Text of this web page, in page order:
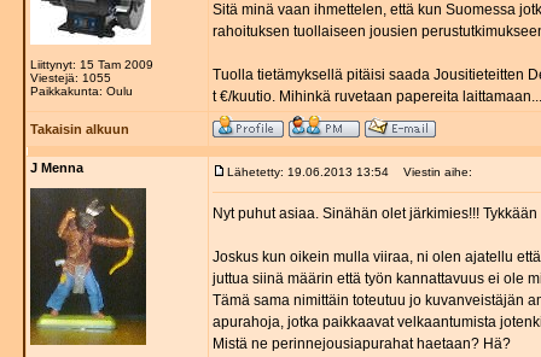
Liittynyt: 15 Tam 2009
Viestejä: 1055
Paikkakunta: Oulu
Sitä minä vaan ihmettelen, että kun Suomessa
rahoituksen tuollaiseen jousien
Tuolla tietämyksellä pitäisi saada Jousitieteitten
t €/kuutio. Mihinkä ruvetaan papereita laittamaan...
Takaisin alkuun
J Menna Lähetetty: 19.06.2013 13:54 Viestin aihe:
Nyt puhut asiaa. Sinähän olet järkimies!!! Tykkään
Joskus kun oikein mulla viiraa, ni olen ajatellu
juttua siinä määrin että työn kannattavuus ei ole
Tämä sama nimittäin toteutuu jo kuvanveistäjän
apurahoja, jotka paikkaavat velkaantumista
Mistä ne perinnejousiapurahat haetaan? Hä?